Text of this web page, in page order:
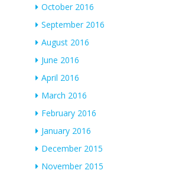
October 2016
September 2016
August 2016
June 2016
April 2016
March 2016
February 2016
January 2016
December 2015
November 2015